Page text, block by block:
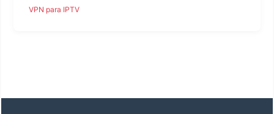
VPN para IPTV